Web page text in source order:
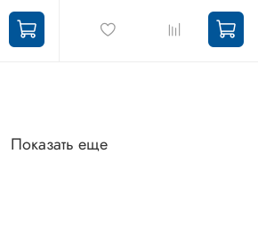
Показать еще